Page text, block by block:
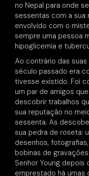
no Nepal para onde
sessentas com a sua
envolvido com o
sempre uma pessoa
hipoglicemia e
Ao contrário das
século passado era
tivesse existido. Foi
um par de amigos
descobrir trabalhos
sua reputação no
sessenta. As
sua pedra de roseta:
desenhos,
bobinas de
Senhor Young depois
emprestado há umas